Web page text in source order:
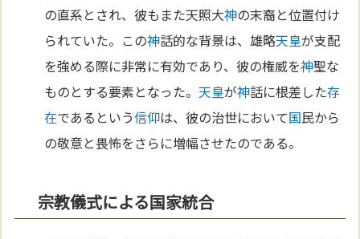
の直系とされ、彼もまた天照大神の末裔と位置付け
られていた。この神話的な背景は、雄略天皇が支配
を強める際に非常に有効であり、彼の権威を神聖な
ものとする要素となった。天皇が神話に根差した存
在であるという信仰は、彼の治世において国民から
の敬意と畏怖をさらに増幅させたのである。
宗教儀式による国家統合